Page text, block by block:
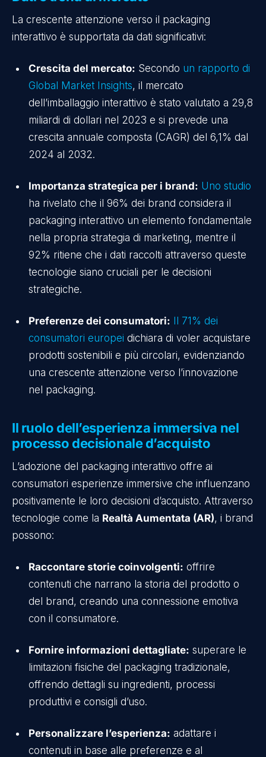
La crescente attenzione verso il packaging
interattivo è supportata da dati significativi:
Crescita del mercato: Secondo un rapporto di
Global Market Insights, il mercato
dell’imballaggio interattivo è stato valutato a 29,8
miliardi di dollari nel 2023 e si prevede una
crescita annuale composta (CAGR) del 6,1% dal
2024 al 2032.
Importanza strategica per i brand: Uno studio
ha rivelato che il 96% dei brand considera il
packaging interattivo un elemento fondamentale
nella propria strategia di marketing, mentre il
92% ritiene che i dati raccolti attraverso queste
tecnologie siano cruciali per le decisioni
strategiche.
Preferenze dei consumatori: Il 71% dei
consumatori europei dichiara di voler acquistare
prodotti sostenibili e più circolari, evidenziando
una crescente attenzione verso l’innovazione
nel packaging.
Il ruolo dell’esperienza immersiva nel
processo decisionale d’acquisto
L’adozione del packaging interattivo offre ai
consumatori esperienze immersive che influenzano
positivamente le loro decisioni d’acquisto. Attraverso
tecnologie come la Realtà Aumentata (AR), i brand
possono:
Raccontare storie coinvolgenti: offrire
contenuti che narrano la storia del prodotto o
del brand, creando una connessione emotiva
con il consumatore.
Fornire informazioni dettagliate: superare le
limitazioni fisiche del packaging tradizionale,
offrendo dettagli su ingredienti, processi
produttivi e consigli d’uso.
Personalizzare l’esperienza: adattare i
contenuti in base alle preferenze e al